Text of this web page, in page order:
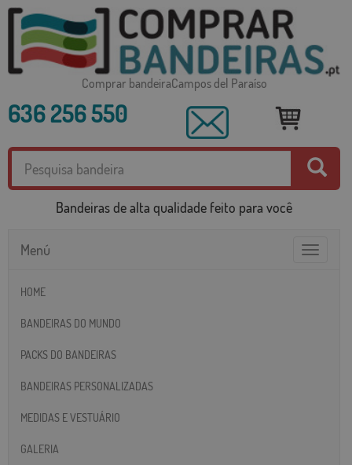
Comprar bandeiraCampos del Paraíso
636 256 550
Bandeiras de alta qualidade feito para você
Toggle
Menú
HOME
BANDEIRAS DO MUNDO
PACKS DO BANDEIRAS
BANDEIRAS PERSONALIZADAS
MEDIDAS E VESTUÁRIO
GALERIA